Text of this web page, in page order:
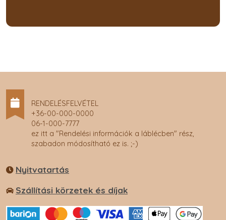
RENDELÉSFELVÉTEL
+36-00-000-0000
06-1-000-7777
ez itt a "Rendelési információk a láblécben" rész,
szabadon módosítható ez is. ;-)
Nyitvatartás
Szállítási körzetek és díjak